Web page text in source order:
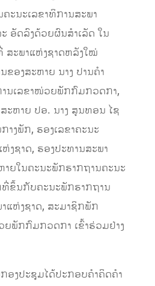
ະນະເລຂາທິການສະພາ
ອັດລົງດ້ວຍຜົນສໍາເລັດ ໃນ
ສະພາແຫ່ງຊາດຫລັງໃໝ່
ຂອງສະຫາຍ ນາງ ປານຄຳ
ນເລຂາໜ່ວຍພັກກົມກວດກາ,
ຫາຍ ປອ. ນາງ ສູນທອນ ໄຊ
ງພັກ, ຮອງເລຂາຄະນະ
ງຊາດ, ຮອງປະທານສະພາ
ຍໃນຄະນະພັກຮາກຖານຄະນະ
ຂຶ້ນກັບຄະນະພັກຮາກຖານ
ແຫ່ງຊາດ, ສະມາຊິກພັກ
ພັກກົມກວດກາ ເຂົ້າຮ່ວມຢ່າງ
ອງປະຊຸມໄດ້ປະກອບຄຳຄິດຄຳ